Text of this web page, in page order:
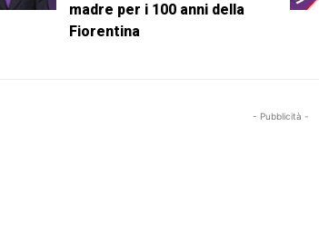
madre per i 100 anni della
Fiorentina
- Pubblicità -